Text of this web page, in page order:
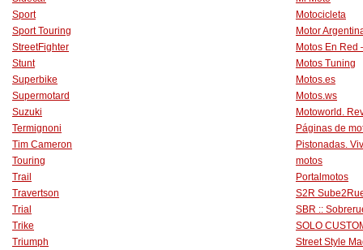
Sport
Sport Touring
StreetFighter
Stunt
Superbike
Supermotard
Suzuki
Termignoni
Tim Cameron
Touring
Trail
Travertson
Trial
Trike
Triumph
Motocicleta
Motor
Motos En Red
Motos Tuning
Motos.es
Motos.ws
Motoworld.
Páginas de
Pistonadas.
motos
Portalmotos
S2R
SBR ::
SOLO
Street Style